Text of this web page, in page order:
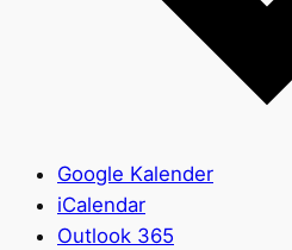
Google Kalender
iCalendar
Outlook 365